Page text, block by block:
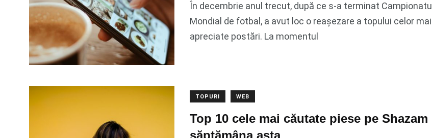
În decembrie anul trecut, după ce s-a terminat Campionatul
Mondial de fotbal, a avut loc o reașezare a topului celor mai
apreciate postări. La momentul
TOPURI WEB
Top 10 cele mai căutate piese pe Shazam
săptămâna asta